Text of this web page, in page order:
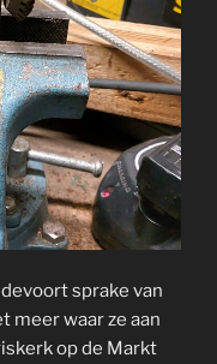
sprake van
meer waar ze aan
op de Markt